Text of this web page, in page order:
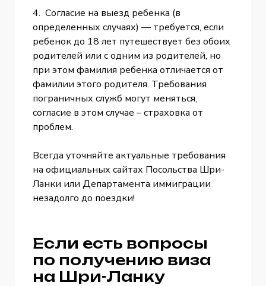
4. Согласие на выезд ребенка (в
определенных случаях) — требуется, если
ребенок до 18 лет путешествует без обоих
родителей или с одним из родителей, но
при этом фамилия ребенка отличается от
фамилии этого родителя. Требования
пограничных служб могут меняться,
согласие в этом случае – страховка от
проблем.
Всегда уточняйте актуальные требования
на официальных сайтах Посольства Шри-
Ланки или Департамента иммиграции
незадолго до поездки!
Если есть вопросы
по получению виза
на Шри-Ланку